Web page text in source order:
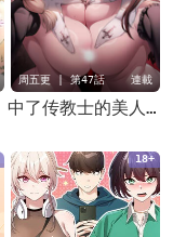
周五更 | 第47話 連載
中了传教士的美人计
18+